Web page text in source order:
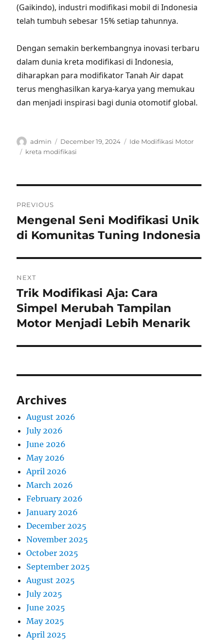
(Gaikindo), industri modifikasi mobil di Indonesia
telah tumbuh sebesar 15% setiap tahunnya.
Dengan semakin berkembangnya inovasi terbaru
dalam dunia kreta modifikasi di Indonesia,
diharapkan para modifikator Tanah Air dapat
terus menghasilkan karya-karya yang memukau
dan menjadi inspirasi bagi dunia otomotif global.
Author
admin
Posted
on
December 19, 2024 Categories
Ide Modifikasi Motor
Tags
kreta modifikasi
navigation
PREVIOUS
Previous
post:
Mengenal Seni Modifikasi Unik
di Komunitas Tuning Indonesia
NEXT
Next
post:
Trik Modifikasi Aja: Cara
Simpel Merubah Tampilan
Motor Menjadi Lebih Menarik
Archives
August 2026
July 2026
June 2026
May 2026
April 2026
March 2026
February 2026
January 2026
December 2025
November 2025
October 2025
September 2025
August 2025
July 2025
June 2025
May 2025
April 2025